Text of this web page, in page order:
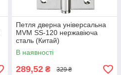
Петля дверна універсальна
MVM SS-120 нержавіюча
сталь (Китай)
В наявності
289,52 ₴ 329 ₴